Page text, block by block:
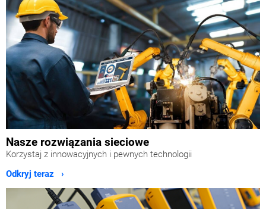
Nasze rozwiązania sieciowe
Korzystaj z innowacyjnych i pewnych technologii
Odkryj teraz ›